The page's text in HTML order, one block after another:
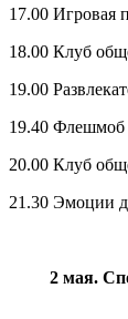
17.00 Игровая
18.00 Клуб
19.00
19.40
20.00 Клуб
21.30 Эмоции
2 мая.